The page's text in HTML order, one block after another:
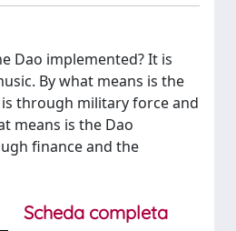
Dao implemented? It is
By what means is the
through military force and
means is the Dao
finance and the
Scheda completa